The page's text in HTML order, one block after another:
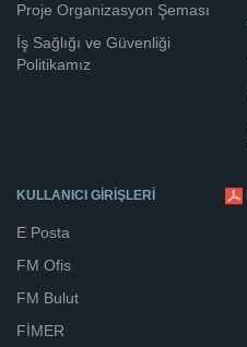
Proje Organizasyon Şeması
İş Sağlığı ve Güvenliği
Politikamız
KULLANICI GİRİŞLERİ
E Posta
FM Ofis
FM Bulut
FİMER